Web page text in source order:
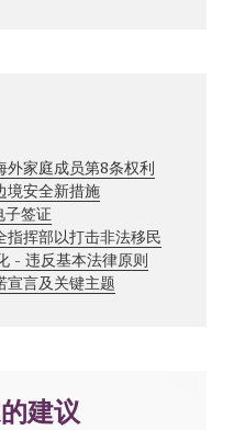
外家庭成员第8条权利
境安全新措施
子签证
指挥部以打击非法移民
- 违反基本法律原则
宣言及关键主题
建议